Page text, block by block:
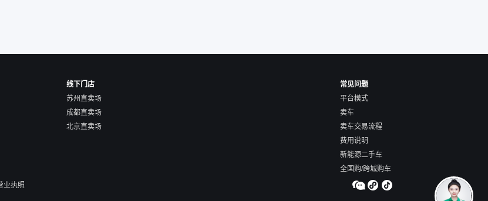
线下门店
苏州直卖场
成都直卖场
北京直卖场
常见问题
平台模式
卖车
卖车交易流程
费用说明
新能源二手车
全国购/跨城购车
业执照